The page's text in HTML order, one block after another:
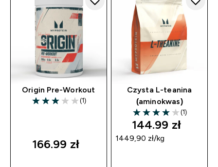
Origin Pre-Workout
3 out of 5 stars
(1)
166.99 zł‎
Czysta L-teanina
(aminokwas)
4 out of 5 stars
(1)
144.99 zł‎
1449,90 zł‎/kg